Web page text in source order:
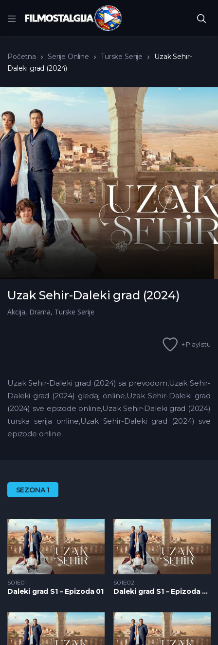
Početna Serije Online Turske Serije
Uzak Sehir-
Daleki grad (2024)
Uzak Sehir-Daleki grad (2024)
Akcija, Drama, Turske Serije
+ Playlistu
Uzak Sehir-Daleki grad (2024) sa prevodom,Uzak Sehir-
Daleki grad (2024) gledaj online,Uzak Sehir-Daleki grad
(2024) sve epizode online,Uzak Sehir-Daleki grad (2024)
turska serija online,Uzak Sehir-Daleki grad (2024) sve
epizode online.
SEZONA 1
S01E01
Daleki grad S1 – Epizoda 01
S01E02
Daleki grad S1 – Epizoda 02